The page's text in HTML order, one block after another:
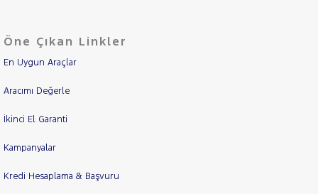
Öne Çıkan Linkler
En Uygun Araçlar
Aracımı Değerle
İkinci El Garanti
Kampanyalar
Kredi Hesaplama & Başvuru